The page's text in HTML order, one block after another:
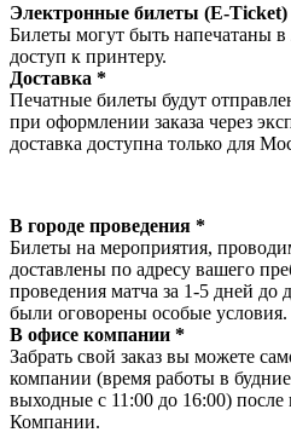
Электронные билеты (E-
Билеты могут быть напечатаны в
доступ к принтеру.
Доставка *
Печатные билеты будут
при оформлении заказа через
доставка доступна только для
В городе проведения *
Билеты на мероприятия,
доставлены по адресу вашего
проведения матча за 1-5 дней до
были оговорены особые условия.
В офисе компании *
Забрать свой заказ вы можете
компании (время работы в
выходные с 11:00 до 16:00)
Компании.